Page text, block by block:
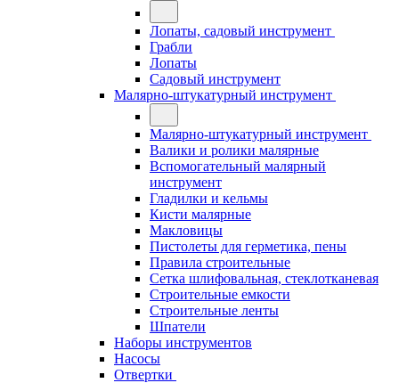
Лопаты, садовый инструмент
Грабли
Лопаты
Садовый инструмент
Малярно-штукатурный инструмент
Малярно-штукатурный инструмент
Валики и ролики малярные
Вспомогательный малярный
инструмент
Гладилки и кельмы
Кисти малярные
Макловицы
Пистолеты для герметика, пены
Правила строительные
Сетка шлифовальная, стеклотканевая
Строительные емкости
Строительные ленты
Шпатели
Наборы инструментов
Насосы
Отвертки